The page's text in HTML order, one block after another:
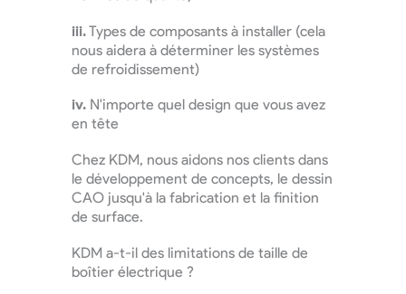
iii.Types de composants à installer (cela
nous aidera à déterminer les systèmes
de refroidissement)
iv. N'importe quel design que vous avez
en tête
Chez KDM, nous aidons nos clients dans
le développement de concepts, le dessin
CAO jusqu'à la fabrication et la finition
de surface.
KDM a-t-il des limitations de taille de
boîtier électrique ?